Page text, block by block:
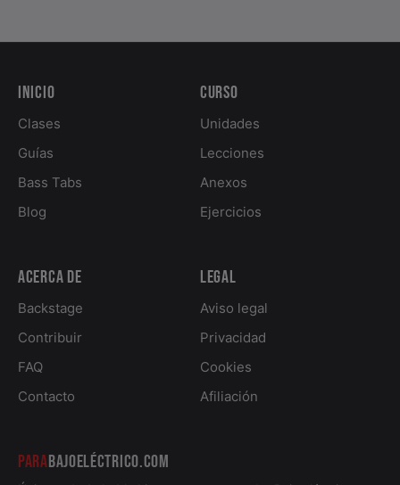
Inicio
Clases
Guías
Bass Tabs
Blog
Curso
Unidades
Lecciones
Anexos
Ejercicios
Acerca de
Backstage
Contribuir
FAQ
Contacto
Legal
Aviso legal
Privacidad
Cookies
Afiliación
PARABAJOELÉCTRICO.COM